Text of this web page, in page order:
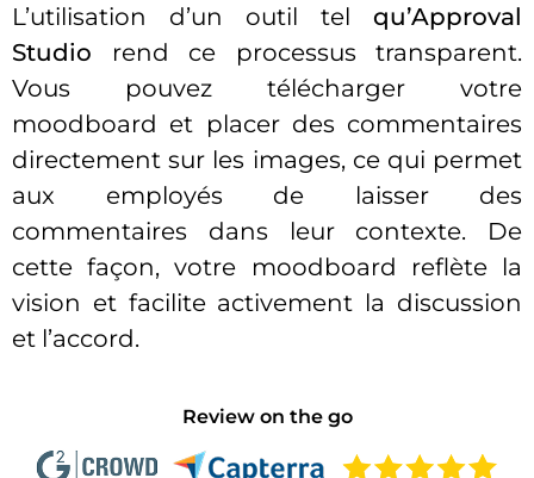
L’utilisation d’un outil tel qu’Approval
Studio rend ce processus transparent.
Vous pouvez télécharger votre
moodboard et placer des commentaires
directement sur les images, ce qui permet
aux employés de laisser des
commentaires dans leur contexte. De
cette façon, votre moodboard reflète la
vision et facilite activement la discussion
et l’accord.
Review on the go